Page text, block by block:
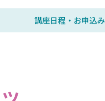
講座日程・お申込み